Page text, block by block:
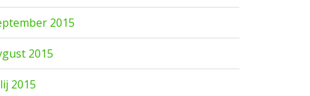
2015
2015
2015